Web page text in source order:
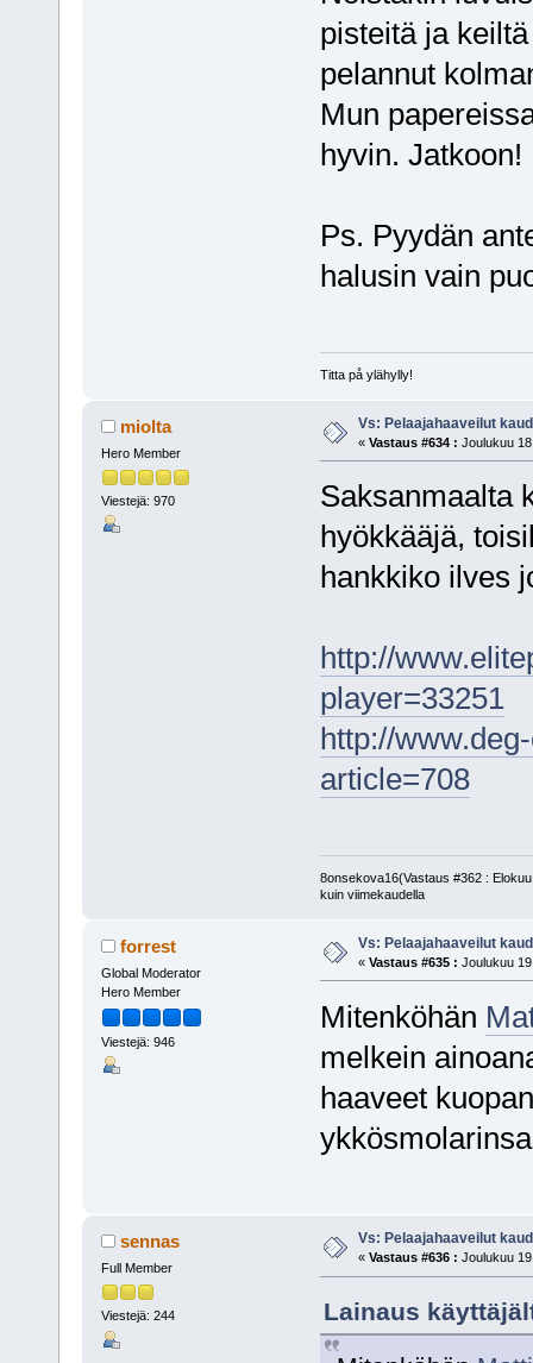
pisteitä ja
pelannut
Mun
hyvin. Jatkoon!
Ps. Pyydän
halusin vain
Titta på ylähylly!
miolta
Hero Member
Viestejä: 970
Vs: Pelaajahaaveilut
« Vastaus #634 : Joulukuu
Saksanmaalta
hyökkääjä,
hankkiko ilves
http://
player=33251
http://
article=708
8onsekova16(Vastaus #362 :
kuin viimekaudella
forrest
Global Moderator
Hero Member
Viestejä: 946
Vs: Pelaajahaaveilut
« Vastaus #635 : Joulukuu
Mitenköhän
melkein
haaveet
sennas
Full Member
Viestejä: 244
Vs: Pelaajahaaveilut
« Vastaus #636 : Joulukuu
Lainaus